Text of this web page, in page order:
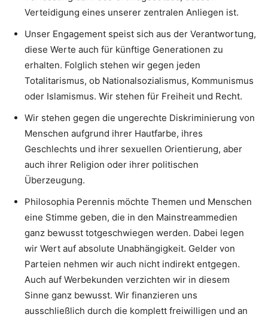
Verteidigung eines unserer zentralen Anliegen ist.
Unser Engagement speist sich aus der Verantwortung,
diese Werte auch für künftige Generationen zu
erhalten. Folglich stehen wir gegen jeden
Totalitarismus, ob Nationalsozialismus, Kommunismus
oder Islamismus. Wir stehen für Freiheit und Recht.
Wir stehen gegen die ungerechte Diskriminierung von
Menschen aufgrund ihrer Hautfarbe, ihres
Geschlechts und ihrer sexuellen Orientierung, aber
auch ihrer Religion oder ihrer politischen
Überzeugung.
Philosophia Perennis möchte Themen und Menschen
eine Stimme geben, die in den Mainstreammedien
ganz bewusst totgeschwiegen werden. Dabei legen
wir Wert auf absolute Unabhängigkeit. Gelder von
Parteien nehmen wir auch nicht indirekt entgegen.
Auch auf Werbekunden verzichten wir in diesem
Sinne ganz bewusst. Wir finanzieren uns
ausschließlich durch die komplett freiwilligen und an